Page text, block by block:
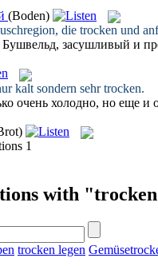
(Boden)
die trocken und
засушливый и
kalt sondern sehrtrocken.
очень холодно, но еще и
1
with
trocken legen